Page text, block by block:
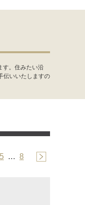
す。住みたい沿
伝いいたしますの
5 … 8